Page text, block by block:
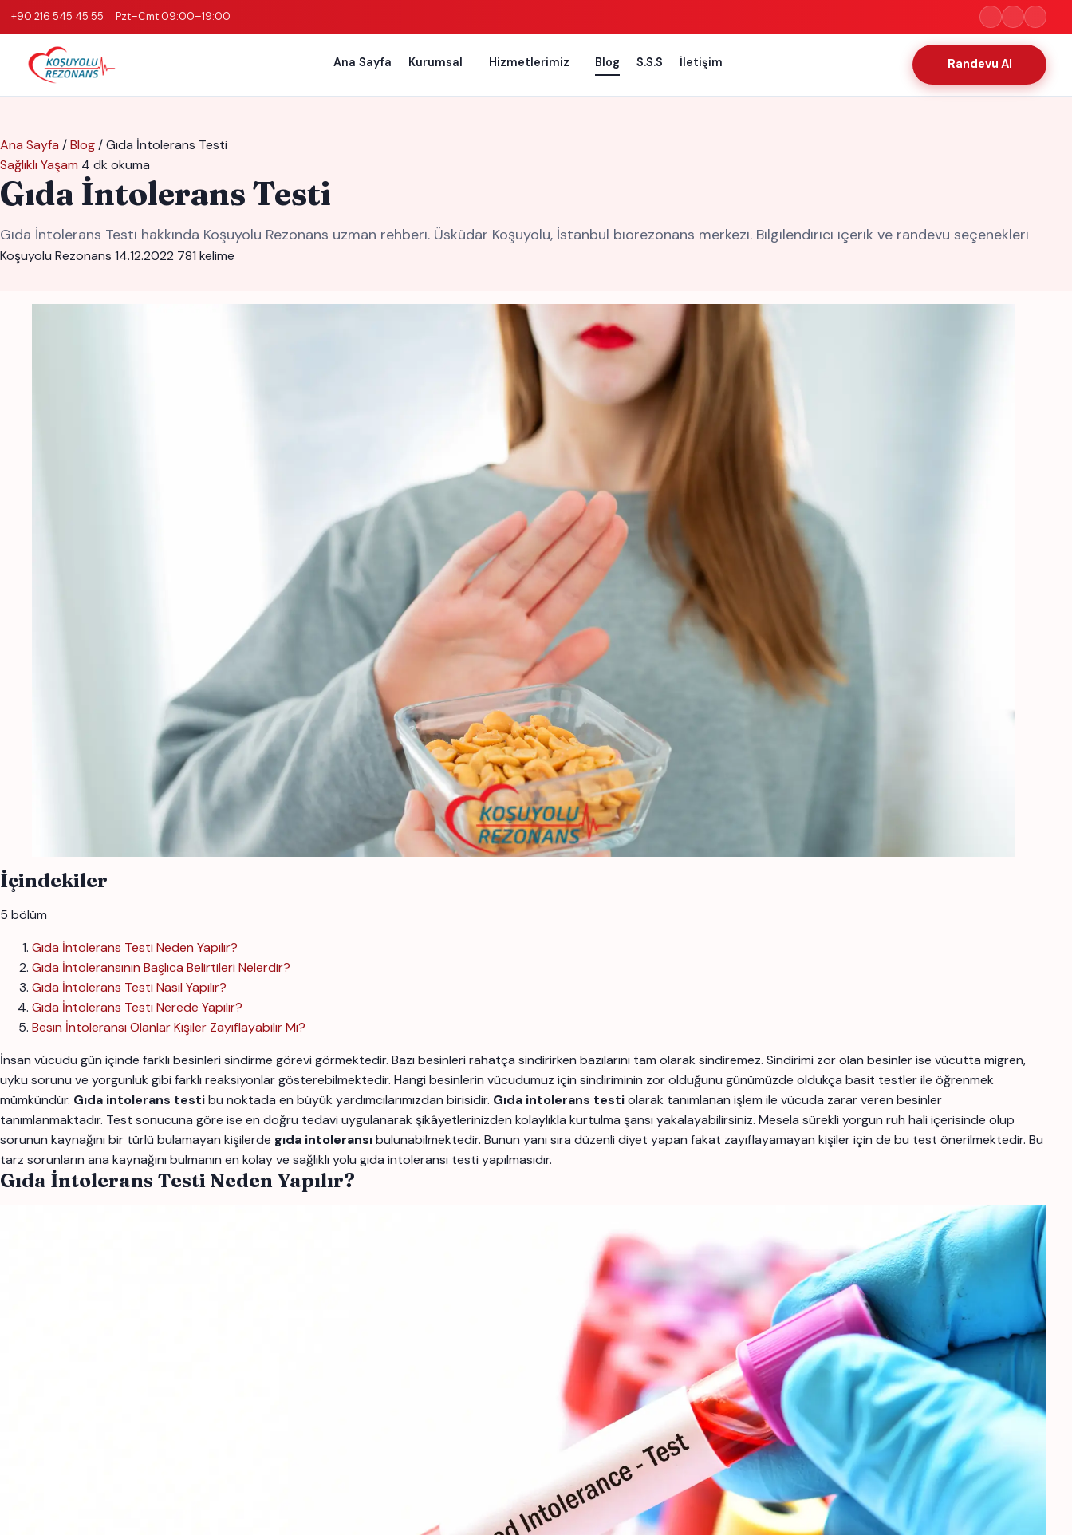
+90 216 545 45 55 Pzt–Cmt 09:00–19:00
Ana Sayfa Kurumsal Hizmetlerimiz Blog S.S.S İletişim Randevu Al
Ana Sayfa /Blog/Gıda İntolerans Testi
Sağlıklı Yaşam 4 dk okuma
Gıda İntolerans Testi
Gıda İntolerans Testi hakkında Koşuyolu Rezonans uzman rehberi. Üsküdar Koşuyolu, İstanbul biorezonans merkezi. Bilgilendirici içerik ve randevu seçenekleri
Koşuyolu Rezonans 14.12.2022 781 kelime
İçindekiler
5 bölüm
Gıda İntolerans Testi Neden Yapılır?
Gıda İntoleransının Başlıca Belirtileri Nelerdir?
Gıda İntolerans Testi Nasıl Yapılır?
Gıda İntolerans Testi Nerede Yapılır?
Besin İntoleransı Olanlar Kişiler Zayıflayabilir Mi?
İnsan vücudu gün içinde farklı besinleri sindirme görevi görmektedir. Bazı besinleri rahatça sindirirken bazılarını tam olarak sindiremez. Sindirimi zor olan besinler ise vücutta migren,
uyku sorunu ve yorgunluk gibi farklı reaksiyonlar gösterebilmektedir. Hangi besinlerin vücudumuz için sindiriminin zor olduğunu günümüzde oldukça basit testler ile öğrenmek
mümkündür. Gıda intolerans testibu noktada en büyük yardımcılarımızdan birisidir. Gıda intolerans testiolarak tanımlanan işlem ile vücuda zarar veren besinler
tanımlanmaktadır. Test sonucuna göre ise en doğru tedavi uygulanarak şikâyetlerinizden kolaylıkla kurtulma şansı yakalayabilirsiniz. Mesela sürekli yorgun ruh hali içerisinde olup
sorunun kaynağını bir türlü bulamayan kişilerde gıda intoleransıbulunabilmektedir. Bunun yanı sıra düzenli diyet yapan fakat zayıflayamayan kişiler için de bu test önerilmektedir. Bu
tarz sorunların ana kaynağını bulmanın en kolay ve sağlıklı yolu gıda intoleransı testi yapılmasıdır.
Gıda İntolerans Testi Neden Yapılır?